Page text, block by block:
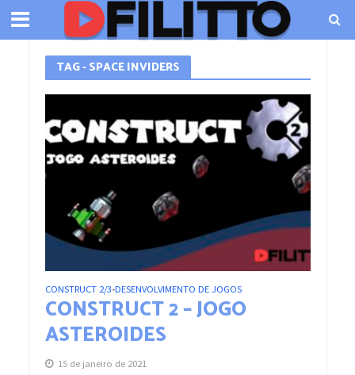
TAG - SPACE INVIDERS
CONSTRUCT 2/3•DESENVOLVIMENTO DE JOGOS
CONSTRUCT 2 – JOGO
ASTEROIDES
15 de janeiro de 2021